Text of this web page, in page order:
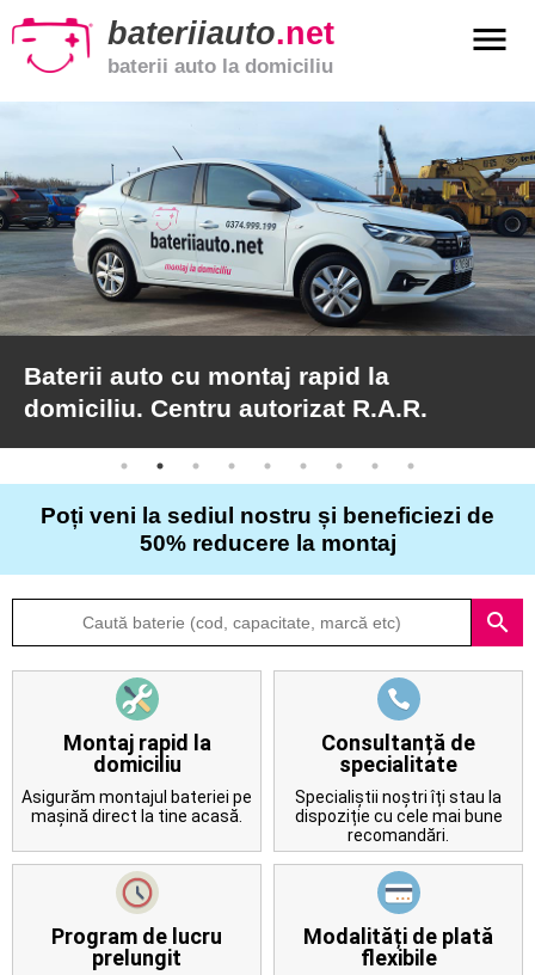
bateriiauto.net
baterii auto la domiciliu
menu
Baterii
moto
Baterii
de
camion
Articole
Despre
Contact
Baterii auto cu montaj rapid la
domiciliu. Centru autorizat R.A.R.
Poți veni la sediul nostru și beneficiezi de
50% reducere la montaj
search
Montaj rapid la
domiciliu
Asigurăm montajul bateriei pe
mașină direct la tine acasă.
Consultanță de
specialitate
Specialiștii noștri îți stau la
dispoziție cu cele mai bune
recomandări.
Program de lucru
prelungit
Modalități de plată
flexibile